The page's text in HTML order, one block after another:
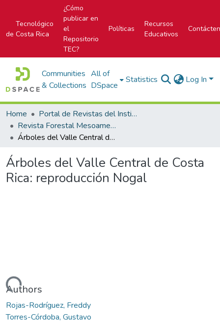
Tecnológico
de Costa Rica
¿Cómo
publicar en
el
Repositorio
TEC?
Políticas
Recursos
Educativos
Communities
& Collections
All of
DSpace
Statistics Log In
Home
Portal de Revistas del Instituto Tecnológico de Costa Rica
Revista Forestal Mesoamericana Kurú
Árboles del Valle Central de Costa Rica: reproducción Nogal
Árboles del Valle Central de Costa
Rica: reproducción Nogal
Loading...
Authors
Rojas-Rodríguez, Freddy
Torres-Córdoba, Gustavo